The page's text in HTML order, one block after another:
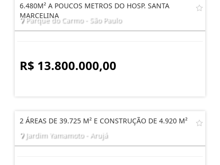
6.480M² A POUCOS METROS DO HOSP. SANTA
MARCELINA
Parque do Carmo - São Paulo
R$ 13.800.000,00
2 ÁREAS DE 39.725 M² E CONSTRUÇÃO DE 4.920 M²
Jardim Yamamoto - Arujá